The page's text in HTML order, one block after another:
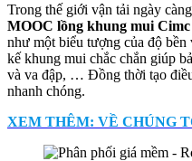
Trong thế giới vận tải ngày
MOOC lồng khung mui
như một biểu tượng của độ
kế khung mui chắc chắn giúp
và va đập, … Đồng thời tạo
nhanh chóng.
XEM THÊM: VỀ CHÚNG